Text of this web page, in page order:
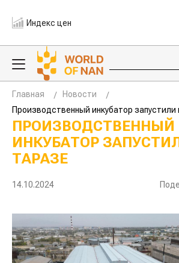
Индекс цен
Главная
Новости
Производственный инкубатор запустили
ПРОИЗВОДСТВЕННЫЙ
ИНКУБАТОР
ТАРАЗЕ
14.10.2024